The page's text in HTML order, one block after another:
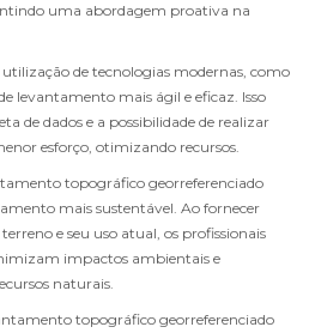
uma abordagem proativa na
de tecnologias modernas, como
levantamento mais ágil e eficaz. Isso
de dados e a possibilidade de realizar
esforço, otimizando recursos.
topográfico georreferenciado
mais sustentável. Ao fornecer
e seu uso atual, os profissionais
impactos ambientais e
naturais.
topográfico georreferenciado